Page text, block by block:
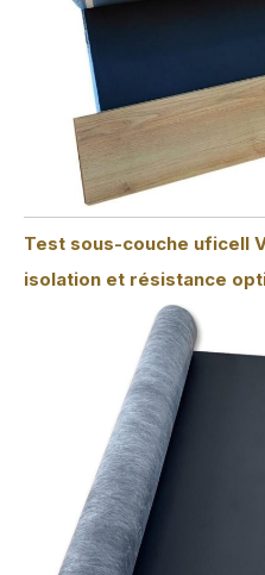
Test sous-couche uficell
isolation et résistance